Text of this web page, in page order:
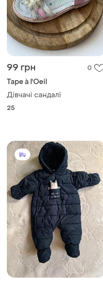
99 грн 0
Tape à l'Oeil
Дівчачі сандалі
25